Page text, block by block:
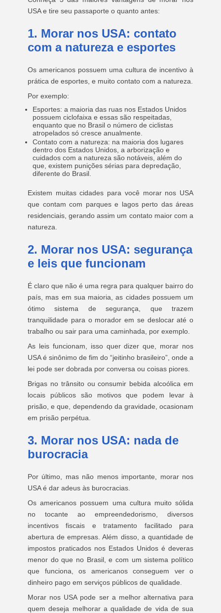
USA e tire seu passaporte o quanto antes:
1. Morar nos USA: contato
com a natureza e esportes
Os americanos possuem uma cultura de incentivo à
prática de esportes, e muito contato com a natureza.
Por exemplo:
Esportes: a maioria das ruas nos Estados Unidos
possuem ciclofaixa e essas são respeitadas,
enquanto que no Brasil o número de ciclistas
atropelados só cresce anualmente.
Contato com a natureza: na maioria dos lugares
dentro dos Estados Unidos, a arborização e
cuidados com a natureza são notáveis, além do
que, existem punições sérias para depredação,
diferente do Brasil.
Existem muitas cidades para você morar nos USA
que contam com parques e lagos perto das áreas
residenciais, gerando assim um contato maior com a
natureza.
2. Morar nos USA: segurança
e leis que funcionam
É claro que não é uma regra para qualquer bairro do
país, mas em sua maioria, as cidades possuem um
ótimo sistema de segurança, que trazem
tranquilidade para o morador em se deslocar até o
trabalho ou sair para uma caminhada, por exemplo.
As leis funcionam, isso quer dizer que, morar nos
USA é sinônimo de fim do “jeitinho brasileiro”, onde a
lei pode ser dobrada por conversa ou coisas piores.
Brigas no trânsito ou consumir bebida alcoólica em
locais públicos são motivos que podem levar à
prisão, e que, dependendo da gravidade, ocasionam
em prisão perpétua.
3. Morar nos USA: nada de
burocracia
Por último, mas não menos importante, morar nos
USA é dar adeus às burocracias.
Os americanos possuem uma cultura muito sólida
no tocante ao empreendedorismo, diversos
incentivos fiscais e tratamento facilitado para
abertura de empresas. Além disso, a quantidade de
impostos praticados nos Estados Unidos é deveras
menor do que no Brasil, e com um sistema político
que funciona, os americanos conseguem ver o
dinheiro pago em serviços públicos de qualidade.
Morar nos USA pode ser a melhor alternativa para
quem deseja melhorar a qualidade de vida de sua